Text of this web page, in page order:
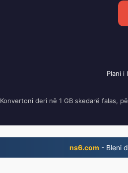
Plani i
Konvertoni deri në 1 GB skedarë falas,
ns6.com - Bleni